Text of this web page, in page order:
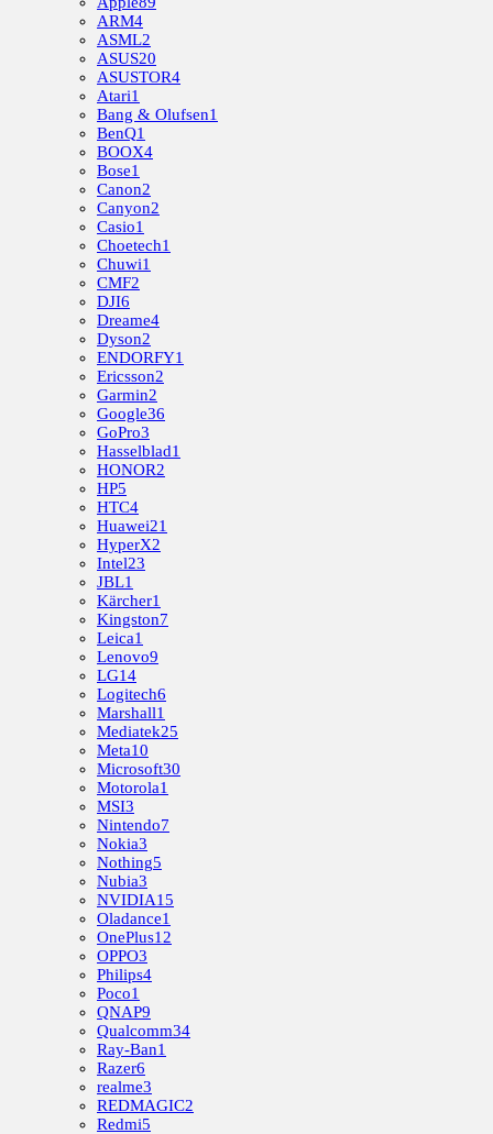
ARM4
ASML2
ASUS20
ASUSTOR4
Atari1
Bang & Olufsen1
BenQ1
BOOX4
Bose1
Canon2
Canyon2
Casio1
Choetech1
Chuwi1
CMF2
DJI6
Dreame4
Dyson2
ENDORFY1
Ericsson2
Garmin2
Google36
GoPro3
Hasselblad1
HONOR2
HP5
HTC4
Huawei21
HyperX2
Intel23
JBL1
Kärcher1
Kingston7
Leica1
Lenovo9
LG14
Logitech6
Marshall1
Mediatek25
Meta10
Microsoft30
Motorola1
MSI3
Nintendo7
Nokia3
Nothing5
Nubia3
NVIDIA15
Oladance1
OnePlus12
OPPO3
Philips4
Poco1
QNAP9
Qualcomm34
Ray-Ban1
Razer6
realme3
REDMAGIC2
Redmi5